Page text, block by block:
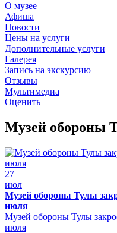
О музее
Афиша
Новости
Цены на услуги
Дополнительные услуги
Галерея
Запись на экскурсию
Отзывы
Мультимедиа
Оценить
Музей обороны
27
июл
Музей обороны Тулы
июля
Музей обороны Тулы
июля